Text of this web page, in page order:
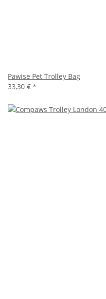
Pawise Pet Trolley Bag
33,30 € *